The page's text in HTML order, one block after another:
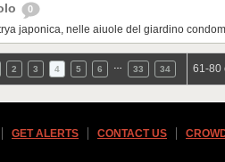
0
japonica, nelle aiuole del giardino
2 3 4 5 6 33 34 61-80
GET ALERTS CONTACT US